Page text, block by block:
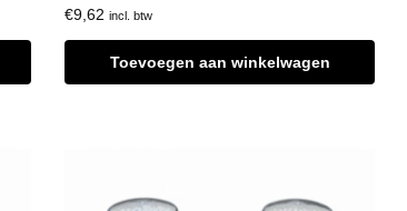
€9,62 incl. btw
Toevoegen aan winkelwagen